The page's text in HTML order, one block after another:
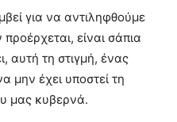
για να αντιληφθούμε
είναι σάπια
αυτή τη στιγμή, ένας
μην έχει υποστεί τη
μας κυβερνά.